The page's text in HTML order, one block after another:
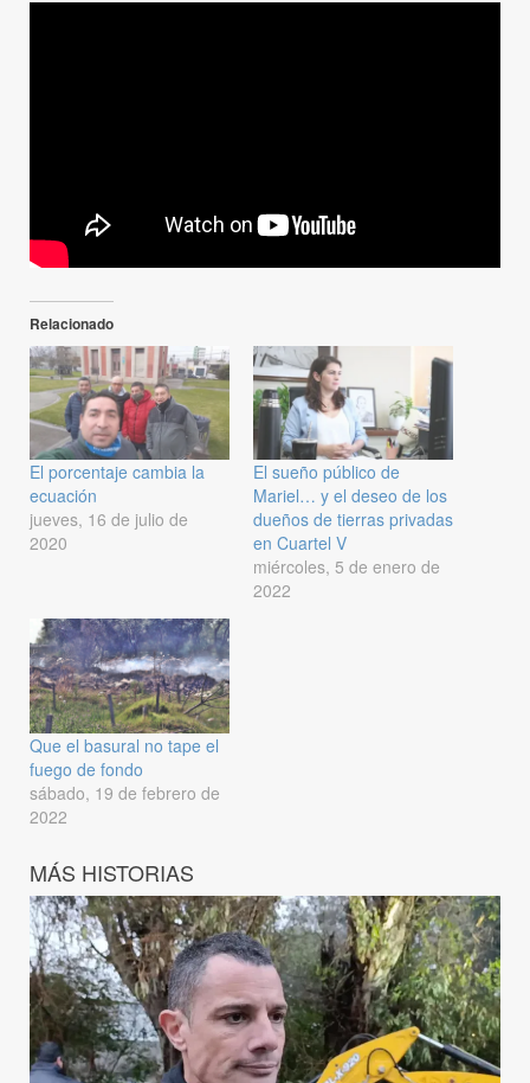
Relacionado
El porcentaje cambia la
ecuación
jueves, 16 de julio de
2020
El sueño público de
Mariel… y el deseo de los
dueños de tierras privadas
en Cuartel V
miércoles, 5 de enero de
2022
Que el basural no tape el
fuego de fondo
sábado, 19 de febrero de
2022
MÁS HISTORIAS